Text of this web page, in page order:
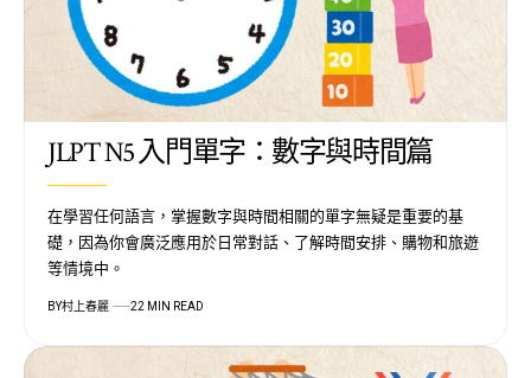
JLPT N5 入門單字：數字與時間篇
在學習任何語言，掌握數字與時間相關的單字無疑是重要的基
礎，因為你會廣泛應用於日常對話、了解時間安排、購物和旅遊
等情境中。
BY村上春麗 22 MIN READ